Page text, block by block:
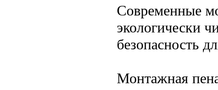
Современные
экологически
безопасность
Монтажная